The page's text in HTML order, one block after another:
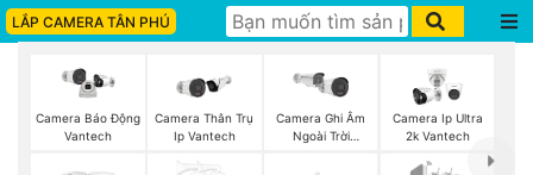
LẮP CAMERA TÂN PHÚ
Camera Báo Động
Vantech
Camera Thân Trụ
Ip Vantech
Camera Ghi Âm
Ngoài Trời
Camera Ip Ultra
2k Vantech